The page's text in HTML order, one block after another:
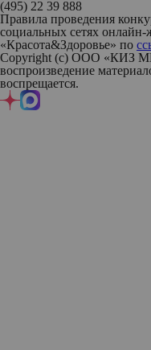
(495) 22 39 888
Правила проведения
социальных сетях онлайн-
«Красота&Здоровье» по
Copyright (с) ООО «КИЗ
воспроизведение
воспрещается.